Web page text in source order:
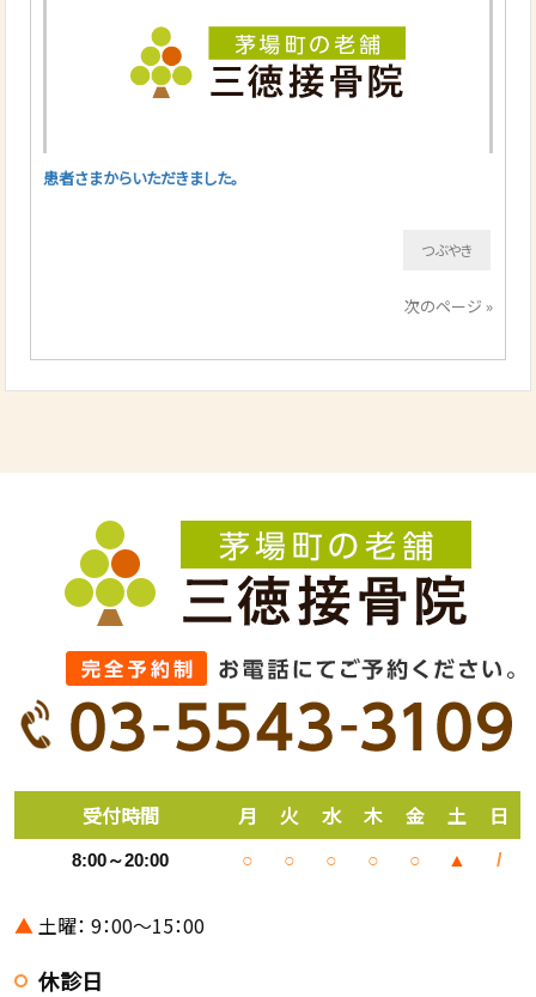
患者さまからいただきました。
つぶやき
次のページ »
受付時間 月 火 水 木 金 土 日
8:00～20:00 ○ ○ ○ ○ ○ ▲ /
▲ 土曜： 9：00～15：00
休診日